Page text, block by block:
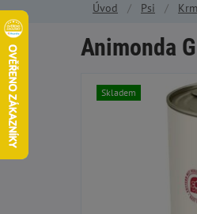
Úvod Psi
Animonda
Skladem